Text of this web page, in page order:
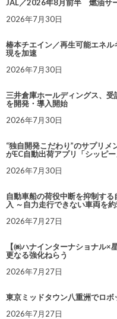
JAL／2026年8月前半 燃油サ
2026年7月30日
椿本チエイン／再生可能エネ
現を加速
2026年7月30日
三井倉庫ホールディングス、受
を開発・導入開始
2026年7月30日
“独自開発こだわり”のサプリメ
がEC自動出荷アプリ「シッピ
2026年7月30日
自動車船の荷役中断を抑制す
入 ～自力走行できない車両を
2026年7月27日
【㈱ハナインターナショナル
更なる強化ねらう
2026年7月27日
東京ミッドタウン八重洲でロ
2026年7月27日